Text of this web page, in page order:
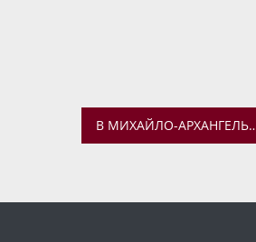
В МИХАЙЛО-АРХАНГЕЛЬСКОМ ХРАМЕ